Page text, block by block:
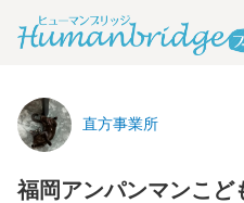
直方事業所
福岡アンパンマンこど